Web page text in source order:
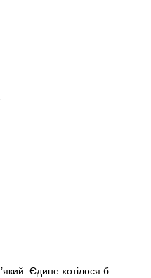
Єдине хотілося б